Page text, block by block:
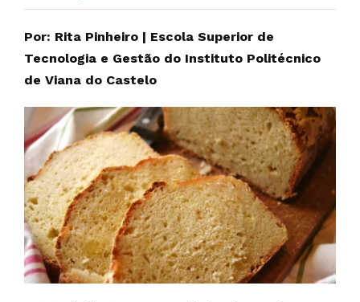
Por: Rita Pinheiro | Escola Superior de
Tecnologia e Gestão do Instituto Politécnico
de Viana do Castelo